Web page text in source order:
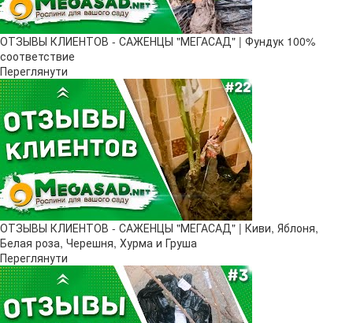
ОТЗЫВЫ КЛИЕНТОВ - САЖЕНЦЫ "МЕГАСАД" | Фундук 100%
соответствие
Переглянути
ОТЗЫВЫ КЛИЕНТОВ - САЖЕНЦЫ "МЕГАСАД" | Киви, Яблоня,
Белая роза, Черешня, Хурма и Груша
Переглянути